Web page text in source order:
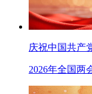
庆祝中国共产
2026年全国两